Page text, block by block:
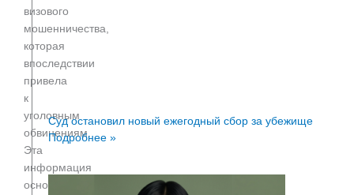
визового
мошенничества,
которая
впоследствии
привела
к
уголовным
обвинениям.
Эта
информация
основана
Суд остановил новый ежегодный сбор за убежище
Подробнее »